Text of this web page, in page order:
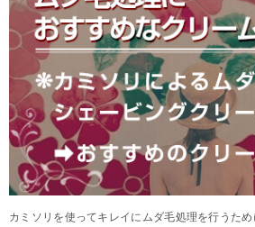
カミソリを使ってキレイにムダ毛処理を行うた